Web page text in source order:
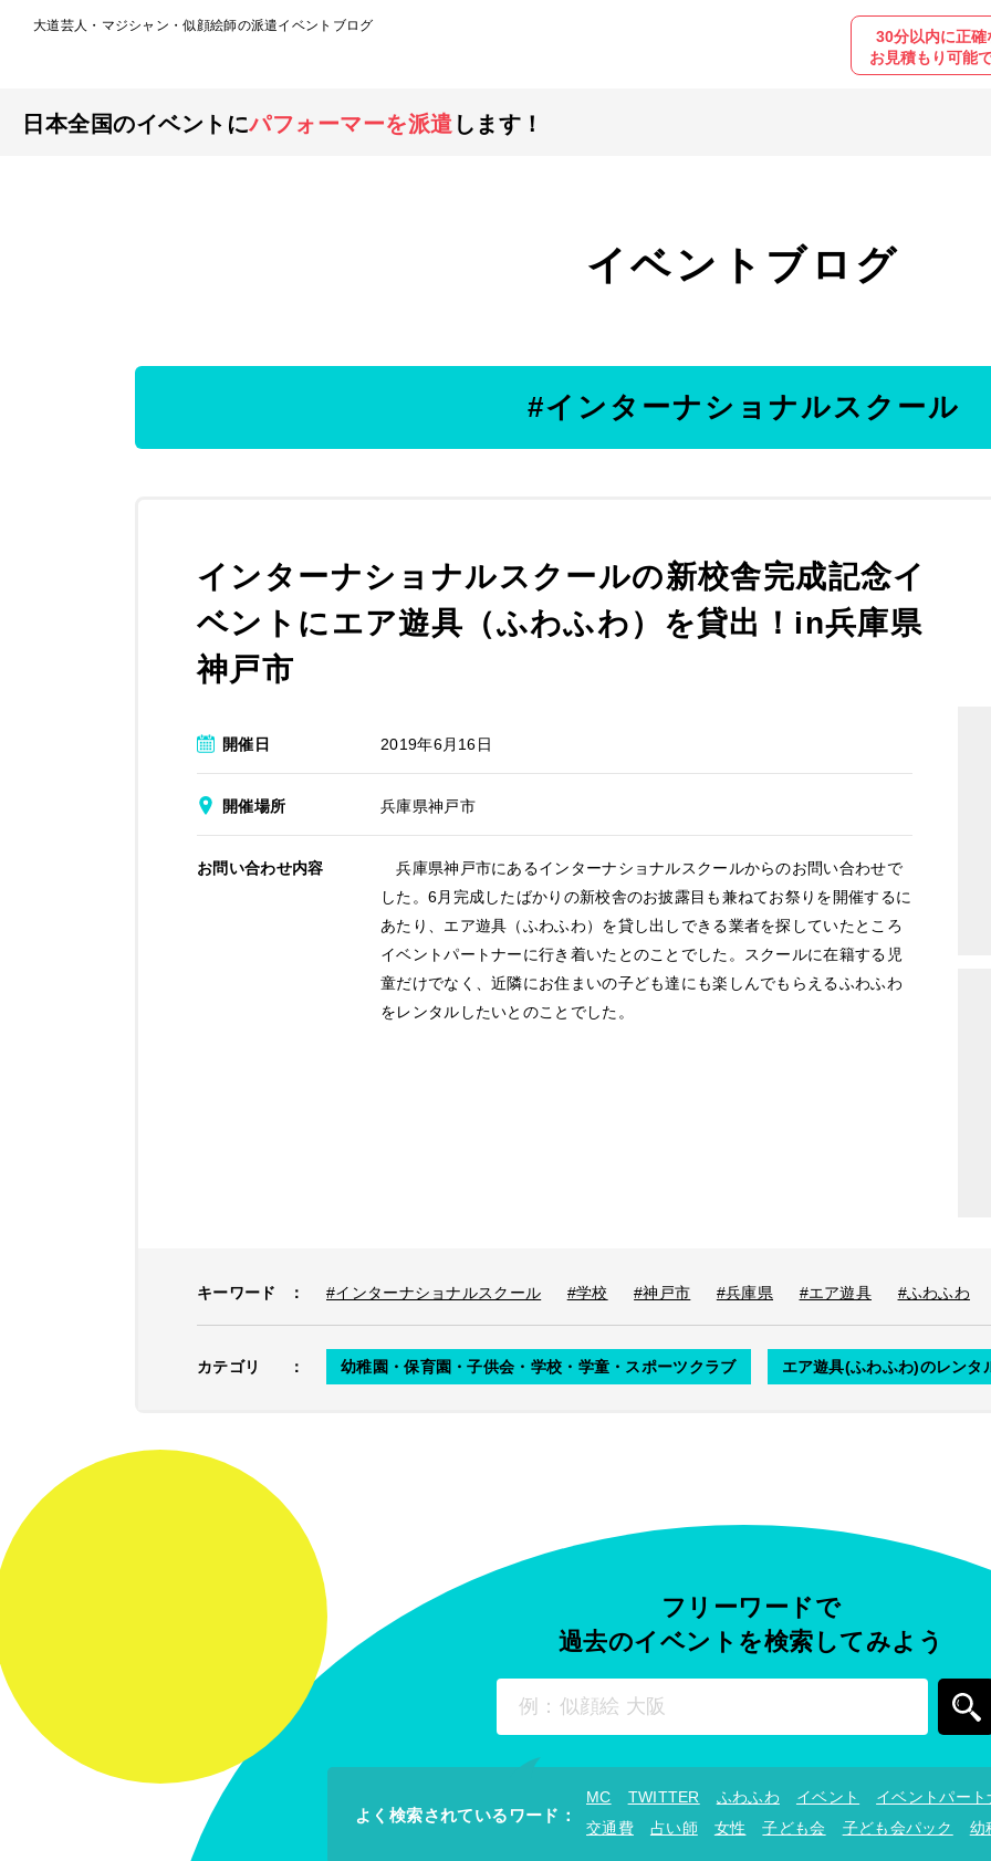
大道芸人・マジシャン・似顔絵師の派遣イベントブログ
30分以内に正確
お見積もり可能
日本全国のイベントにパフォーマーを派遣 します！
イベントブログ
#インターナショナルスクール
インターナショナルスクールの新校舎完成記念イ
ベントにエア遊具（ふわふわ）を貸出！in兵庫県
神戸市
開催日 2019年6月16日
開催場所 兵庫県神戸市
お問い合わせ内容
兵庫県神戸市にあるインターナショナルスクールからのお問い合わせで
した。6月完成したばかりの新校舎のお披露目も兼ねてお祭りを開催するに
あたり、エア遊具（ふわふわ）を貸し出しできる業者を探していたところ
イベントパートナーに行き着いたとのことでした。スクールに在籍する児
童だけでなく、近隣にお住まいの子ども達にも楽しんでもらえるふわふわ
をレンタルしたいとのことでした。
キーワード ： #インターナショナルスクール #学校 #神戸市 #兵庫県 #エア遊具 #ふわふわ
カテゴリ ： 幼稚園・保育園・子供会・学校・学童・スポーツクラブ エア遊具(ふわふわ)のレンタ
フリーワードで
過去のイベントを検索してみよう
よく検索されているワード ：
MC TWITTER ふわふわ イベント イベントパート
交通費
占い師 女性 子ども会 子ども会パック 幼